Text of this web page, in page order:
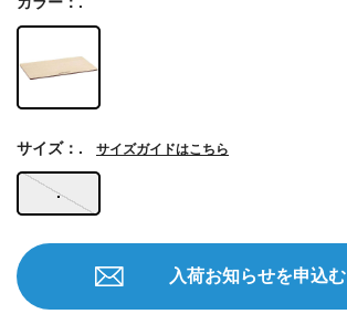
.
サイズ：. サイズガイドはこちら
入荷お知らせを申込む